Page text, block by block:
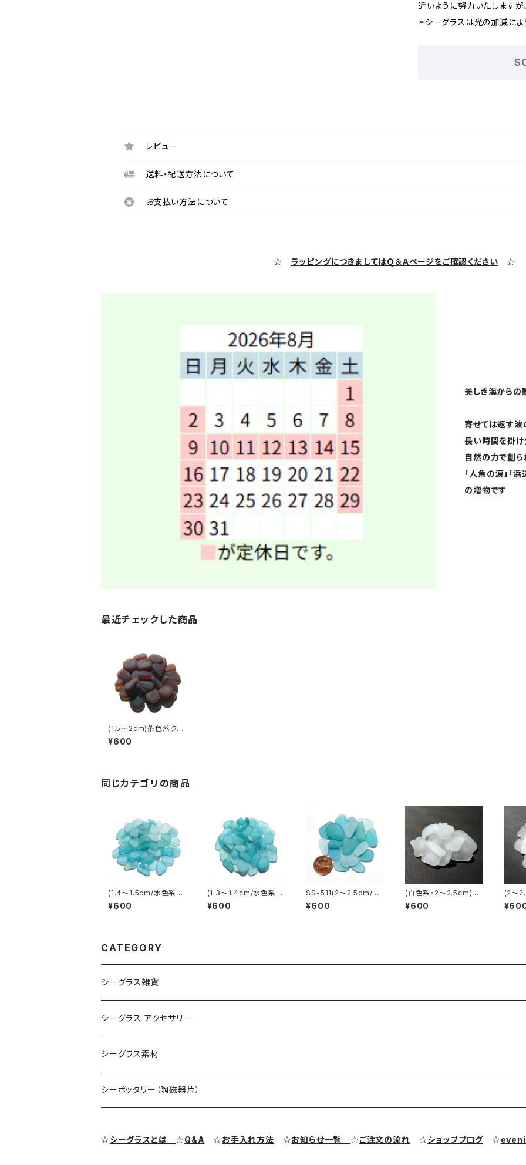
近いように努力いたしますが
＊シーグラスは光の加減に
レビュー
送料・配送方法について
お支払い方法について
☆ ラッピングにつきましてはＱ＆Ａページをご確認ください ☆
美しき海からの
寄せては返す
長い時間を掛け
自然の力で創ら
「人魚の涙」「
の贈物です
最近チェックした商品
(1.5～2cm)茶色系クラ
フト用シーグラス素材 S
S-442
¥600
同じカテゴリの商品
(1.4～1.5cm/水色系)
クラフト用シーグラス素
材 SS-510
¥600
(1.3～1.4cm/水色系)
クラフト用シーグラス素
材 SS-509
¥600
SS-511(2～2.5cm/ク
ラフト用)水色系シーグ
ラス素材
¥600
(白色系・2～2.5cm)ク
ラフト用シーグラス素材
SS-507
¥600
(2～
ラフ
SS-
CATEGORY
シーグラス雑貨
コレクション用シーグラス
シーグラス オブジェ・置物
シーグラス アクセサリー
シーグラス ネックレス
シーグラス ペンダントヘッド（トップ）
シーグラス素材
アクセサリー用シーグラス
シーポッタリー（陶磁器片）
☆シーグラスとは☆Q&A ☆お手入れ方法 ☆お知らせ一覧☆ご注文の流れ ☆ショップブログ ☆